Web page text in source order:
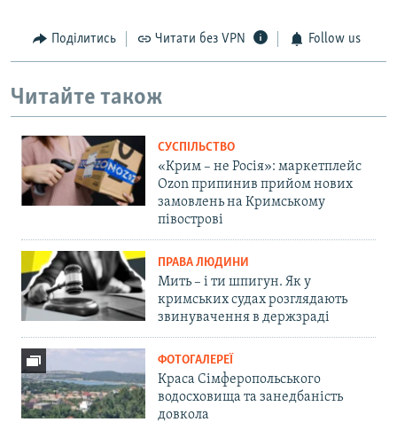
Поділитись Читати без VPN Follow us
Читайте також
СУСПІЛЬСТВО
«Крим – не Росія»: маркетплейс
Ozon припинив прийом нових
замовлень на Кримському
півострові
ПРАВА ЛЮДИНИ
Мить – і ти шпигун. Як у
кримських судах розглядають
звинувачення в держзраді
ФОТОГАЛЕРЕЇ
Краса Сімферопольського
водосховища та занедбаність
довкола